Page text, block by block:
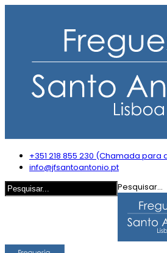
+351 218 855 230 (Chamada
info@jfsantoantonio.pt
Pesquisar...